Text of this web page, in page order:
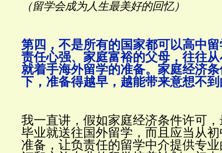
（留学会成为人生最美好的回忆）
第四，不是所有的国家都可以高中
责任心强、家庭富裕的父母，往往
就着手海外留学的准备。家庭经济
下，准备得越早，越能带来意想不
我一直讲，假如家庭经济条件许可
毕业就送往国外留学，而且应当从
准备，让负责任的留学中介提供专